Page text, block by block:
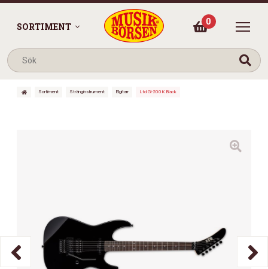
SORTIMENT 0
Sortiment Stränginstrument Elgitarr Ltd Gl-200K Black